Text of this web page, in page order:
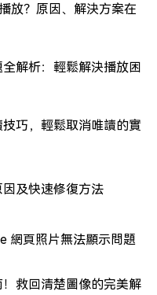
放？原因、解決方案在
解析：輕鬆解決播放困
巧，輕鬆取消唯讀的實
及快速修復方法
網頁照片無法顯示問題
救回清楚圖像的完美解